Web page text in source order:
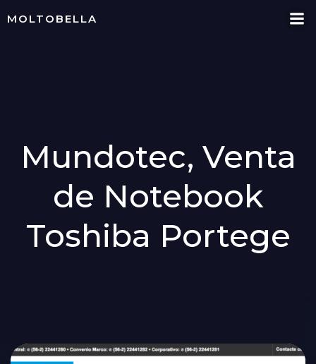
MOLTOBELLA
Mundotec, Venta
de Notebook
Toshiba Portege